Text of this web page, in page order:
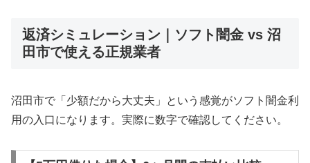
返済シミュレーション｜ソフト闇金 vs 沼
田市で使える正規業者
沼田市で「少額だから大丈夫」という感覚がソフト闇金利
用の入口になります。実際に数字で確認してください。